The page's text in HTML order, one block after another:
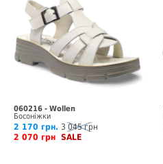
060216 - Wollen
Босоніжки
2 170 грн. 3 045 грн
2 070 грн SALE